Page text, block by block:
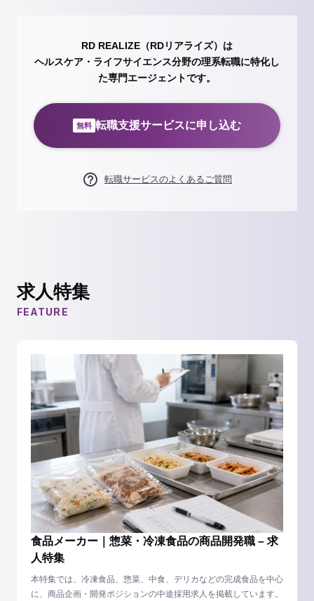
RD REALIZE（RDリアライズ）は
ヘルスケア・ライフサイエンス分野の理系転職に特化し
た専門エージェントです。
無料 転職支援サービスに申し込む
転職サービスのよくあるご質問
求人特集
FEATURE
食品メーカー｜惣菜・冷凍食品の商品開発職 – 求
人特集
本特集では、冷凍食品、惣菜、中食、デリカなどの完成食品を中心
に、商品企画・開発ポジションの中途採用求人を掲載しています。